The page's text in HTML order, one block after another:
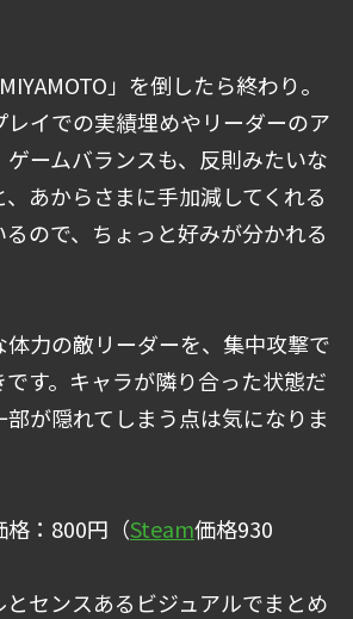
」を倒したら終わり。
レイでの実績埋めやリーダーのア
ゲームバランスも、反則みたいな
あからさまに手加減してくれる
ので、ちょっと好みが分かれる
力の敵リーダーを、集中攻撃で
す。キャラが隣り合った状態だ
が隠れてしまう点は気になりま
格：800円（Steam価格930
センスあるビジュアルでまとめ